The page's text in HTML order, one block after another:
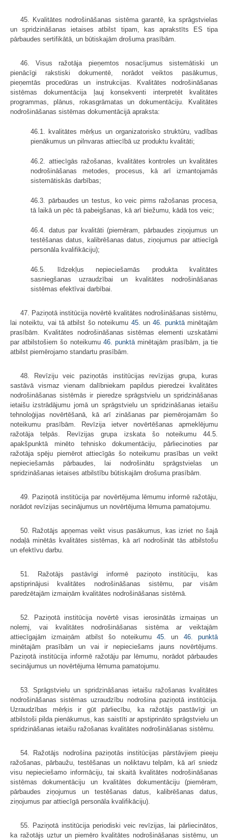
45. Kvalitātes nodrošināšanas sistēma garantē, ka sprāgstvielas
un spridzināšanas ietaises atbilst tipam, kas aprakstīts ES tipa
pārbaudes sertifikātā, un būtiskajām drošuma prasībām.
46. Visus ražotāja pieņemtos nosacījumus sistemātiski un
pienācīgi rakstiski dokumentē, norādot veiktos pasākumus,
pieņemtās procedūras un instrukcijas. Kvalitātes nodrošināšanas
sistēmas dokumentācija ļauj konsekventi interpretēt kvalitātes
programmas, plānus, rokasgrāmatas un dokumentāciju. Kvalitātes
nodrošināšanas sistēmas dokumentācijā apraksta:
46.1. kvalitātes mērķus un organizatorisko struktūru, vadības
pienākumus un pilnvaras attiecībā uz produktu kvalitāti;
46.2. attiecīgās ražošanas, kvalitātes kontroles un kvalitātes
nodrošināšanas metodes, procesus, kā arī izmantojamās
sistemātiskās darbības;
46.3. pārbaudes un testus, ko veic pirms ražošanas procesa,
tā laikā un pēc tā pabeigšanas, kā arī biežumu, kādā tos veic;
46.4. datus par kvalitāti (piemēram, pārbaudes ziņojumus un
testēšanas datus, kalibrēšanas datus, ziņojumus par attiecīgā
personāla kvalifikāciju);
46.5. līdzekļus nepieciešamās produkta kvalitātes
sasniegšanas uzraudzībai un kvalitātes nodrošināšanas
sistēmas efektīvai darbībai.
47. Paziņotā institūcija novērtē kvalitātes nodrošināšanas sistēmu,
lai noteiktu, vai tā atbilst šo noteikumu 45. un46. punktāminētajām
prasībām. Kvalitātes nodrošināšanas sistēmas elementi uzskatāmi
par atbilstošiem šo noteikumu 46. punktā minētajām prasībām, ja tie
atbilst piemērojamo standartu prasībām.
48. Revīziju veic paziņotās institūcijas revīzijas grupa, kuras
sastāvā vismaz vienam dalībniekam papildus pieredzei kvalitātes
nodrošināšanas sistēmās ir pieredze sprāgstvielu un spridzināšanas
ietaišu izstrādājumu jomā un sprāgstvielu un spridzināšanas ietaišu
tehnoloģijas novērtēšanā, kā arī zināšanas par piemērojamām šo
noteikumu prasībām. Revīzija ietver novērtēšanas apmeklējumu
ražotāja telpās. Revīzijas grupa izskata šo noteikumu 44.5.
apakšpunktā minēto tehnisko dokumentāciju, pārliecinoties par
ražotāja spēju piemērot attiecīgās šo noteikumu prasības un veikt
nepieciešamās pārbaudes, lai nodrošinātu sprāgstvielas un
spridzināšanas ietaises atbilstību būtiskajām drošuma prasībām.
49. Paziņotā institūcija par novērtējuma lēmumu informē ražotāju,
norādot revīzijas secinājumus un novērtējuma lēmuma pamatojumu.
50. Ražotājs apņemas veikt visus pasākumus, kas izriet no šajā
nodaļā minētās kvalitātes sistēmas, kā arī nodrošināt tās atbilstošu
un efektīvu darbu.
51. Ražotājs pastāvīgi informē paziņoto institūciju, kas
apstiprinājusi kvalitātes nodrošināšanas sistēmu, par visām
paredzētajām izmaiņām kvalitātes nodrošināšanas sistēmā.
52. Paziņotā institūcija novērtē visas ierosinātās izmaiņas un
nolemj, vai kvalitātes nodrošināšanas sistēma ar veiktajām
attiecīgajām izmaiņām atbilst šo noteikumu 45.un 46. punktā
minētajām prasībām un vai ir nepieciešams jauns novērtējums.
Paziņotā institūcija informē ražotāju par lēmumu, norādot pārbaudes
secinājumus un novērtējuma lēmuma pamatojumu.
53. Sprāgstvielu un spridzināšanas ietaišu ražošanas kvalitātes
nodrošināšanas sistēmas uzraudzību nodrošina paziņotā institūcija.
Uzraudzības mērķis ir gūt pārliecību, ka ražotājs pastāvīgi un
atbilstoši pilda pienākumus, kas saistīti ar apstiprināto sprāgstvielu un
spridzināšanas ietaišu ražošanas kvalitātes nodrošināšanas sistēmu.
54. Ražotājs nodrošina paziņotās institūcijas pārstāvjiem pieeju
ražošanas, pārbaužu, testēšanas un noliktavu telpām, kā arī sniedz
visu nepieciešamo informāciju, tai skaitā kvalitātes nodrošināšanas
sistēmas dokumentāciju un kvalitātes dokumentāciju (piemēram,
pārbaudes ziņojumus un testēšanas datus, kalibrēšanas datus,
ziņojumus par attiecīgā personāla kvalifikāciju).
55. Paziņotā institūcija periodiski veic revīzijas, lai pārliecinātos,
ka ražotājs uztur un piemēro kvalitātes nodrošināšanas sistēmu, un